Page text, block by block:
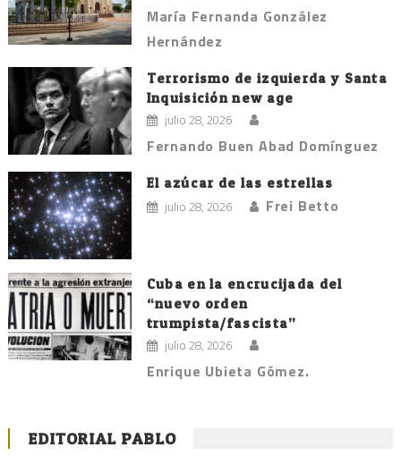
María Fernanda González
Hernández
Terrorismo de izquierda y Santa
Inquisición new age
julio 28, 2026
Fernando Buen Abad Domínguez
El azúcar de las estrellas
julio 28, 2026 Frei Betto
Cuba en la encrucijada del
“nuevo orden
trumpista/fascista”
julio 28, 2026
Enrique Ubieta Gómez.
EDITORIAL PABLO